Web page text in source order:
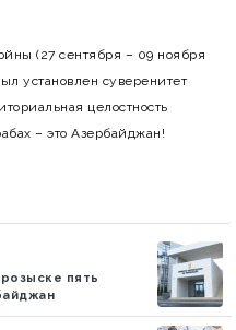
(27 сентября – 09 ноября
установлен суверенитет
целостность
– это Азербайджан!
пять